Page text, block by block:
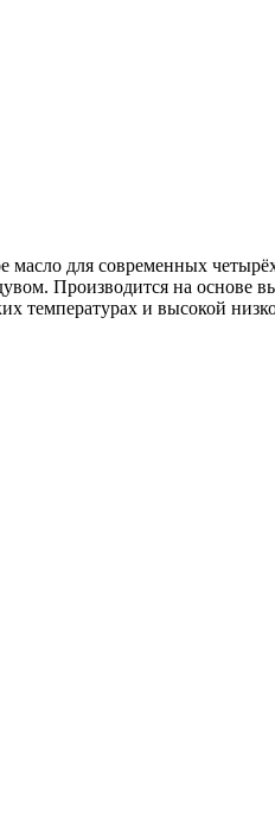
масло для современных
Производится на основе
температурах и высокой